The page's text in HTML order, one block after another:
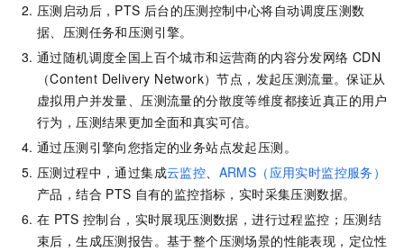
压测启动后，PTS 后台的压测控制中心将自动调度压测数
据、压测任务和压测引擎。
通过随机调度全国上百个城市和运营商的内容分发网络 CDN
（Content Delivery Network）节点，发起压测流量。保证从
虚拟用户并发量、压测流量的分散度等维度都接近真正的用户
行为，压测结果更加全面和真实可信。
通过压测引擎向您指定的业务站点发起压测。
压测过程中，通过集成云监控、 ARMS（应用实时监控服务）
产品，结合 PTS 自有的监控指标，实时采集压测数据。
在 PTS 控制台，实时展现压测数据，进行过程监控；压测结
束后，生成压测报告。基于整个压测场景的性能表现，定位性